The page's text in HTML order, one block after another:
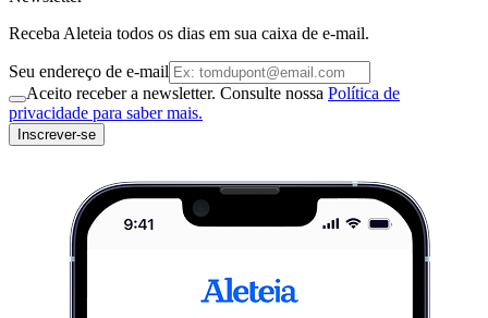
Receba Aleteia todos os dias em sua caixa de e-mail.
Seu endereço de e-mail
Aceito receber a newsletter. Consulte nossa Política de
privacidade para saber mais.
Inscrever-se